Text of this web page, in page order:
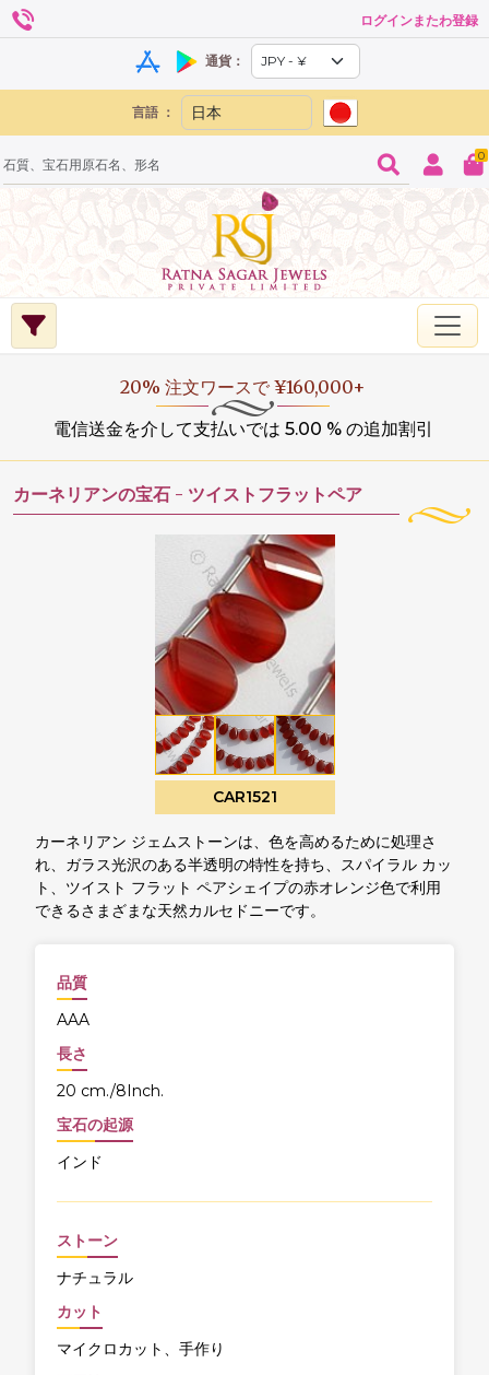
ログインまたわ登録
通貨：
言語 ：
0
20% 注文ワースで ¥160,000+
電信送金を介して支払いでは 5.00 % の追加割引
カーネリアンの宝石 - ツイストフラットペア
CAR1521
カーネリアン ジェムストーンは、色を高めるために処理さ
れ、ガラス光沢のある半透明の特性を持ち、スパイラル カッ
ト、ツイスト フラット ペアシェイプの赤オレンジ色で利用
できるさまざまな天然カルセドニーです。
品質
AAA
長さ
20 cm./8Inch.
宝石の起源
インド
ストーン
ナチュラル
カット
マイクロカット、手作り